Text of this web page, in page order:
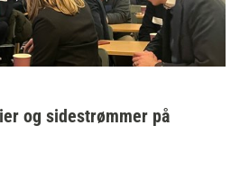
og sidestrømmer på